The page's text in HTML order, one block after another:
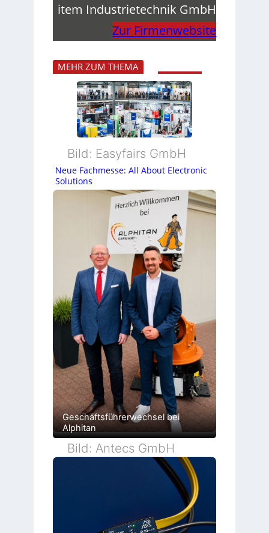
item Industrietechnik GmbH
Zur Firmenwebsite
MEHR ZUM THEMA
Bild: Easyfairs GmbH
Neue Fachmesse: All About Electronic
Solutions
Geschäftsführerwechsel bei
Alphitan
Bild: Antecs GmbH